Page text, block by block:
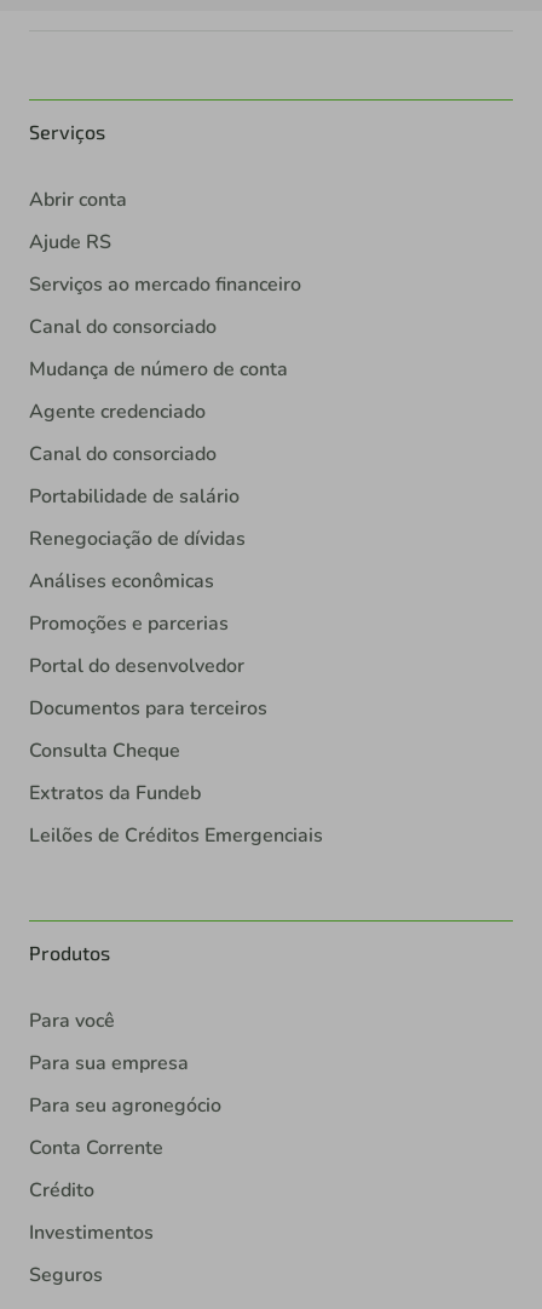
Serviços
Ajude RS
Serviços ao mercado financeiro
Canal do consorciado
Mudança de número de conta
Agente credenciado
Canal do consorciado
Portabilidade de salário
Renegociação de dívidas
Análises econômicas
Promoções e parcerias
Portal do desenvolvedor
Documentos para terceiros
Consulta Cheque
Extratos da Fundeb
Leilões de Créditos Emergenciais
Produtos
Para sua empresa
Para seu agronegócio
Conta Corrente
Crédito
Investimentos
Seguros